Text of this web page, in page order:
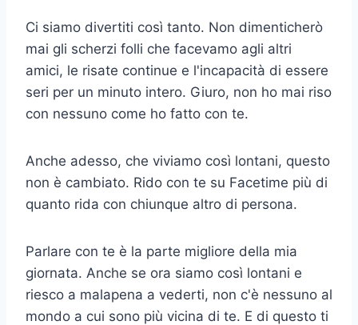
Ci siamo divertiti così tanto. Non dimenticherò
mai gli scherzi folli che facevamo agli altri
amici, le risate continue e l'incapacità di essere
seri per un minuto intero. Giuro, non ho mai riso
con nessuno come ho fatto con te.
Anche adesso, che viviamo così lontani, questo
non è cambiato. Rido con te su Facetime più di
quanto rida con chiunque altro di persona.
Parlare con te è la parte migliore della mia
giornata. Anche se ora siamo così lontani e
riesco a malapena a vederti, non c'è nessuno al
mondo a cui sono più vicina di te. E di questo ti